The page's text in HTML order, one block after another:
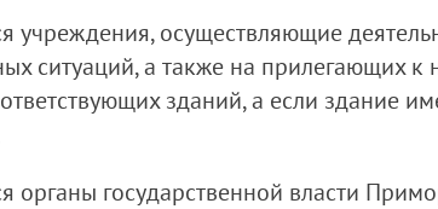
учреждения, осуществляющие
ситуаций, а также на прилегающих к
зданий, а если здание
органы государственной власти